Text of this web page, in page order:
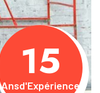
15
Ansd'Expérience